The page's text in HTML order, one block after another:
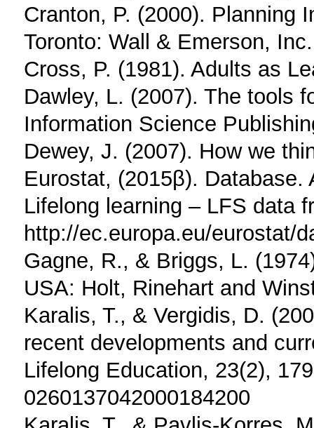
Cranton, P. (2000). Planning
Toronto: Wall & Emerson, Inc.
Cross, P. (1981). Adults as
Dawley, L. (2007). The tools
Information Science
Dewey, J. (2007). How we
Eurostat, (2015β).
Lifelong learning – LFS data
http://ec.europa.eu/eurostat/
Gagne, R., & Briggs, L.
USA: Holt, Rinehart and
Karalis, T., & Vergidis, D.
recent developments and
Lifelong Education, 23(2),
0260137042000184200